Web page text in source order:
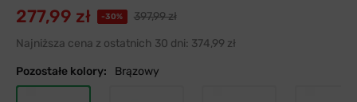
277,99 zł -30%
397,99 zł
Najniższa cena z ostatnich 30 dni: 374,99 zł
Pozostałe kolory: Brązowy